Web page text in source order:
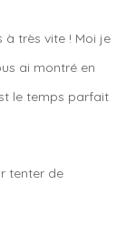
à très vite ! Moi je
ai montré en
le temps parfait
tenter de